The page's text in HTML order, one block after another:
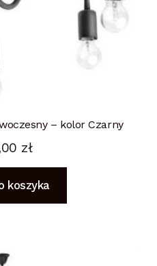
– kolor Czarny
zł
koszyka